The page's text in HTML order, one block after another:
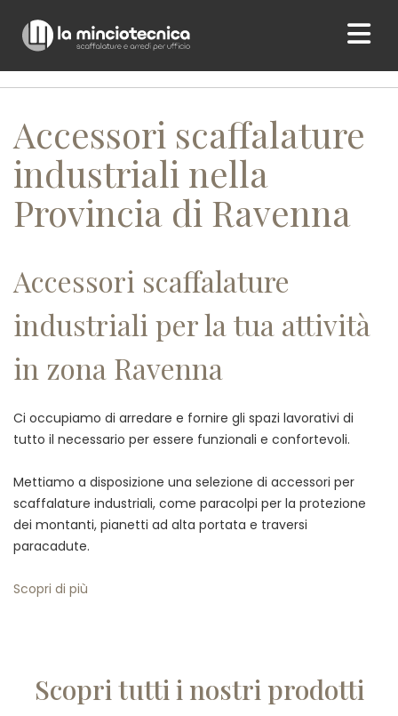
Home/ Accessori scaffalature industriali nella Provincia di
Accessori scaffalature
industriali nella
Provincia di Ravenna
Accessori scaffalature
industriali per la tua attività
in zona Ravenna
Ci occupiamo di arredare e fornire gli spazi lavorativi di
tutto il necessario per essere funzionali e confortevoli.
Mettiamo a disposizione una selezione di accessori per
scaffalature industriali, come paracolpi per la protezione
dei montanti, pianetti ad alta portata e traversi
paracadute.
Scopri di più
Scopri tutti i nostri prodotti